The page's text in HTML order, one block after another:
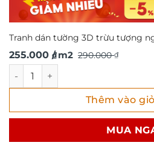
Tranh dán tường 3D trừu tượng
290.000₫
Giá
là:
290.000 ₫.
255.000 ₫
Giá
tại
là:
/ m2
Tranh dán tường 3D trừu
Thêm vào
MUA